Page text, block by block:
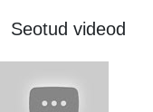
Seotud videod